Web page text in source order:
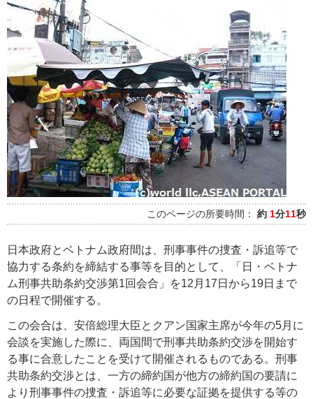
このページの所要時間： 約 1分11秒
日本政府とベトナム政府間は、刑事事件の捜査・訴追等で
協力する条約を締結する事等を目的として、「日・ベトナ
ム刑事共助条約交渉第1回会合」を12月17日から19日まで
の日程で開催する。
この会合は、安倍総理大臣とクアン国家主席が今年の5月に
会談を実施した際に、両国間で刑事共助条約交渉を開始す
る事に合意したことを受けて開催されるものである。刑事
共助条約交渉とは、一方の締約国が他方の締約国の要請に
より刑事事件の捜査・訴追等に必要な証拠を提供する等の